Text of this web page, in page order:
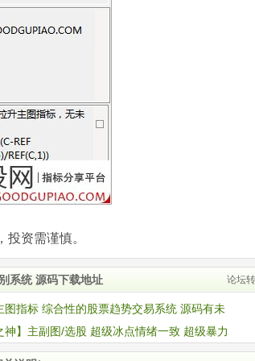
资需谨慎。
系统 源码下载地址 论坛
图指标 综合性的股票趋势交易系统 源码有未
神】主副图/选股 超级冰点情绪一致 超级暴力